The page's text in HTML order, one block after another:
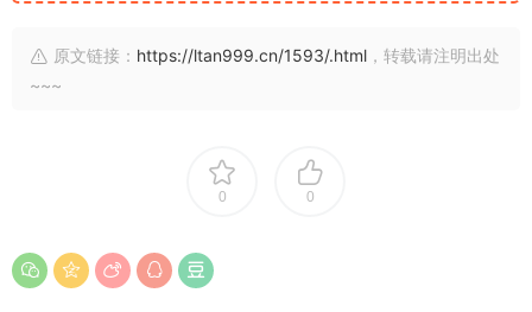
原文链接： https://ltan999.cn/1593/.html ，转载请注明出处
~~~
0 0